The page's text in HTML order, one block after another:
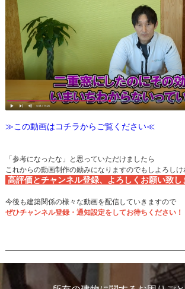
≫この動画はコチラからご覧ください≪
「参考になったな」と思っていただけましたら
これからの動画制作の励みになりますのでもしよろしけ
高評価とチャンネル登録、よろしくお願い致し
今後も建築関係の様々な動画を配信していきますので
ぜひチャンネル登録・通知設定をしてお待ちください！